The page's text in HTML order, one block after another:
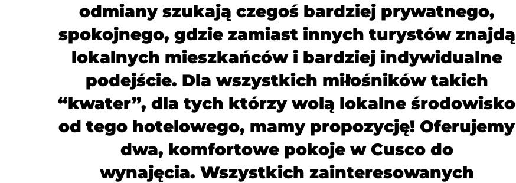
odmiany szukają czegoś bardziej prywatnego,
spokojnego, gdzie zamiast innych turystów znajdą
lokalnych mieszkańców i bardziej indywidualne
podejście. Dla wszystkich miłośników takich
“kwater”, dla tych którzy wolą lokalne środowisko
od tego hotelowego, mamy propozycję! Oferujemy
dwa, komfortowe pokoje w Cusco do
wynajęcia. Wszystkich zainteresowanych